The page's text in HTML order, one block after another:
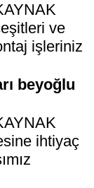
ve
işleriniz
beyoğlu
ihtiyaç